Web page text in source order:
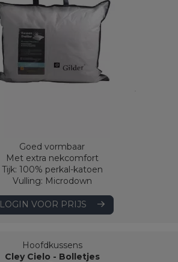
Goed vormbaar
Met extra nekcomfort
Tijk: 100% perkal-katoen
Vulling: Microdown
LOGIN VOOR PRIJS
Hoofdkussens
Cley Cielo - Bolletjes